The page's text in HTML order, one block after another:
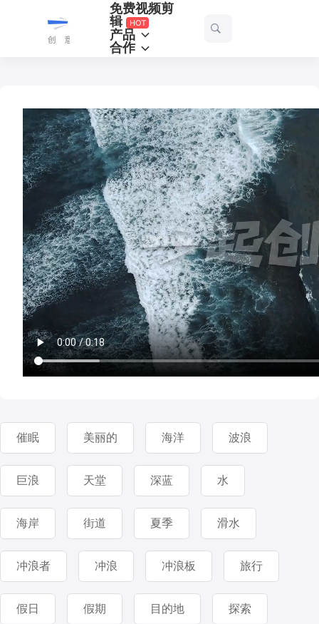
一
起
免费视频剪
辑
产品
合作
催眠 美丽的 海洋 波浪
巨浪 天堂 深蓝 水
海岸 街道 夏季 滑水
冲浪者 冲浪 冲浪板 旅行
假日 假期 目的地 探索